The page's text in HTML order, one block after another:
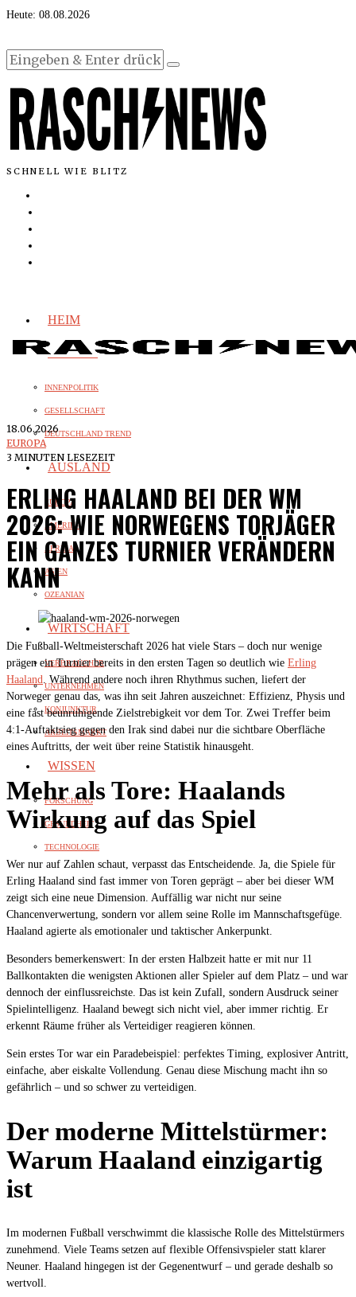
Heute: 08.08.2026
SCHNELL WIE BLITZ
HEIM
INLAND
INNENPOLITIK
GESELLSCHAFT
DEUTSCHLAND TREND
AUSLAND
EUROPA
AMERIKA
AFRIKA
ASIEN
OZEANIAN
WIRTSCHAFT
VERBRAUCHER
UNTERNEHMEN
KONJUNKTUR
ARBEITSMARKT
WISSEN
FORSCHUNG
GESUNDHEIT
TECHNOLOGIE
18.06.2026
EUROPA
3 MINUTEN LESEZEIT
ERLING HAALAND BEI DER WM
2026: WIE NORWEGENS TORJÄGER
EIN GANZES TURNIER VERÄNDERN
KANN
Die Fußball-Weltmeisterschaft 2026 hat viele Stars – doch nur wenige
prägen ein Turnier bereits in den ersten Tagen so deutlich wie Erling
Haaland
. Während andere noch ihren Rhythmus suchen, liefert der
Norweger genau das, was ihn seit Jahren auszeichnet: Effizienz, Physis und
eine fast beunruhigende Zielstrebigkeit vor dem Tor. Zwei Treffer beim
4:1-Auftaktsieg gegen den Irak sind dabei nur die sichtbare Oberfläche
eines Auftritts, der weit über reine Statistik hinausgeht.
Mehr als Tore: Haalands
Wirkung auf das Spiel
Wer nur auf Zahlen schaut, verpasst das Entscheidende. Ja, die Spiele für
Erling Haaland sind fast immer von Toren geprägt – aber bei dieser WM
zeigt sich eine neue Dimension. Auffällig war nicht nur seine
Chancenverwertung, sondern vor allem seine Rolle im Mannschaftsgefüge.
Haaland agierte als emotionaler und taktischer Ankerpunkt.
Besonders bemerkenswert: In der ersten Halbzeit hatte er mit nur 11
Ballkontakten die wenigsten Aktionen aller Spieler auf dem Platz – und war
dennoch der einflussreichste. Das ist kein Zufall, sondern Ausdruck seiner
Spielintelligenz. Haaland bewegt sich nicht viel, aber immer richtig. Er
erkennt Räume früher als Verteidiger reagieren können.
Sein erstes Tor war ein Paradebeispiel: perfektes Timing, explosiver Antritt,
einfache, aber eiskalte Vollendung. Genau diese Mischung macht ihn so
gefährlich – und so schwer zu verteidigen.
Der moderne Mittelstürmer:
Warum Haaland einzigartig
ist
Im modernen Fußball verschwimmt die klassische Rolle des Mittelstürmers
zunehmend. Viele Teams setzen auf flexible Offensivspieler statt klarer
Neuner. Haaland hingegen ist der Gegenentwurf – und gerade deshalb so
wertvoll.